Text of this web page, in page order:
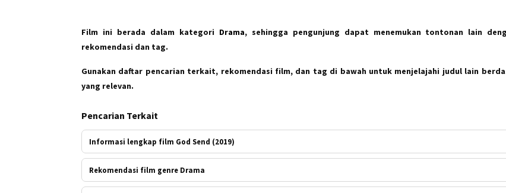
Film ini berada dalam kategori Drama, sehingga pengunjung dapat menemukan tontonan lain
rekomendasi dan tag.
Gunakan daftar pencarian terkait, rekomendasi film, dan tag di bawah untuk menjelajahi judul lain
yang relevan.
Pencarian Terkait
Informasi lengkap film God Send (2019)
Rekomendasi film genre Drama